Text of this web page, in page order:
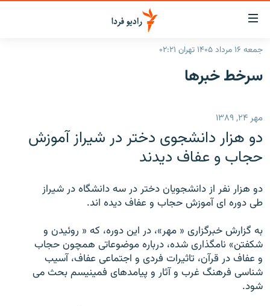
لینک‌های
قابلیت
دسترسی
بازگشت
اصلی
رفتن
صفحه
ایران
انتخاب کنید و بشنوید
فرکانس‌ها
پادکست
گزارش‌های تصویری
زنان فردا
English
به ما بپیوندید
جمعه ۱۶ مرداد ۱۴۰۵ تهران ۰۲:۲۱
سرخط‌ خبرها
مهر ۲۴, ۱۳۸۹
دو هزار دانشجوی دختر در شيراز آموزش
حجاب و عفاف ديدند
دو هزار نفر از دانشجويان دختر در سه دانشگاه در شيراز
طی دوره ای آموزش حجاب و عفاف ديده اند.
به گزارش خبرگزاری « مهر»، در اين دوره، که « روئيدن و
شکفتن» نامگذاری شده، درباره موضوعاتی همچون حجاب
و عفاف در قرآن، تاثيرات فردی و اجتماعی عفاف، آسيب
شناسی فرهنگ غرب و آثار و پيامدهای فمينيسم بحث می
شود.